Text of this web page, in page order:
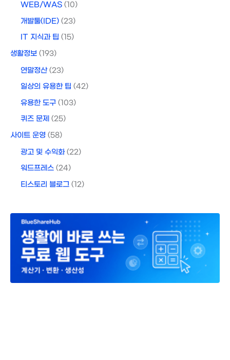
WEB/WAS (10)
개발툴(IDE) (23)
IT 지식과 팁 (15)
생활정보 (193)
연말정산(23)
일상의 유용한 팁 (42)
유용한 도구 (103)
퀴즈 문제 (25)
사이트 운영 (58)
광고 및 수익화(22)
워드프레스 (24)
티스토리 블로그 (12)